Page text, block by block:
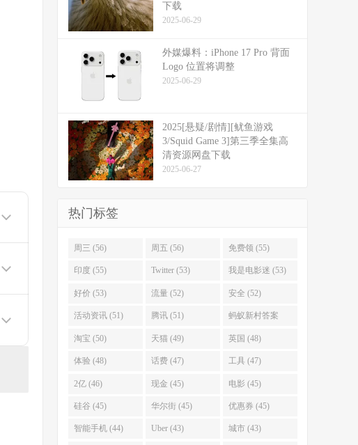
下载
2025-06-29
外媒爆料：​​iPhone 17 Pro 背面
Logo 位置将调整​​
2025-06-29
2025[悬疑/剧情][鱿鱼游戏
3/Squid Game 3]第三季全集高
清资源网盘下载
2025-06-27
热门标签
周三 (56) 周五 (56) 免费领 (55)
印度 (55) Twitter (53) 我是电影迷 (53)
好价 (53) 流量 (52) 安全 (52)
活动资讯 (51) 腾讯 (51) 蚂蚁新村答案
(51)
淘宝 (50) 天猫 (49) 英国 (48)
体验 (48) 话费 (47) 工具 (47)
2亿 (46) 现金 (45) 电影 (45)
硅谷 (45) 华尔街 (45) 优惠券 (45)
智能手机 (44) Uber (43) 城市 (43)